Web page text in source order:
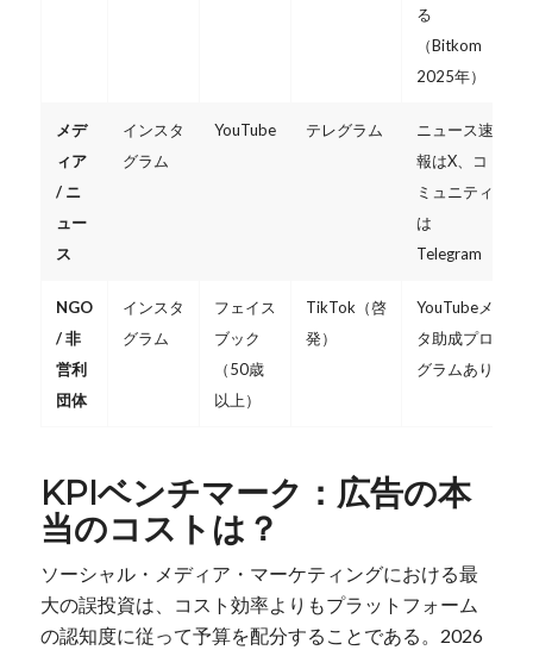
る
（Bitkom
2025年）
メデ
ィア
/ ニ
ュー
ス
インスタ
グラム
YouTube テレグラム
ニュース速
報はX、コ
ミュニティ
は
Telegram
NGO
/ 非
営利
団体
インスタ
グラム
フェイス
ブック
（50歳
以上）
TikTok（啓
発）
YouTubeメ
タ助成プロ
グラムあり
KPIベンチマーク：広告の本
当のコストは？
ソーシャル・メディア・マーケティングにおける最
大の誤投資は、コスト効率よりもプラットフォーム
の認知度に従って予算を配分することである。2026